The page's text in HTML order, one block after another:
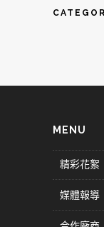
MENU
精彩花絮
媒體報導